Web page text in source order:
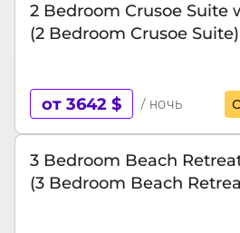
2 Bedroom Crusoe Suite
(2 Bedroom Crusoe Suite)
от 3642 $ / ночь
3 Bedroom Beach
(3 Bedroom Beach